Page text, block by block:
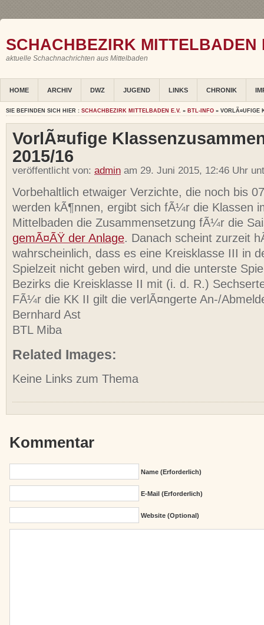
SCHACHBEZIRK MITTELBADEN
aktuelle Schachnachrichten aus Mittelbaden
HOME ARCHIV DWZ JUGEND LINKS CHRONIK
SIE BEFINDEN SICH HIER : SCHACHBEZIRK MITTELBADEN E.V. » BTL-INFO » VORLÃ¤UFIGE
VorlÃ¤ufige
2015/16
veröffentlicht von: admin am 29. Juni 2015, 12:46 Uhr
Vorbehaltlich etwaiger Verzichte, die noch bis
werden kÃ¶nnen, ergibt sich fÃ¼r die Klassen
Mittelbaden die Zusammensetzung fÃ¼r die
gemÃ¤ÃŸ der Anlage. Danach scheint zurzeit
wahrscheinlich, dass es eine Kreisklasse III in
Spielzeit nicht geben wird, und die unterste
Bezirks die Kreisklasse II mit (i. d. R.)
FÃ¼r die KK II gilt die verlÃ¤ngerte An-/
Bernhard Ast
BTL Miba
Related Images:
Keine Links zum Thema
Kommentar
Name (erforderlich)
E-Mail (erforderlich)
Website (Optional)